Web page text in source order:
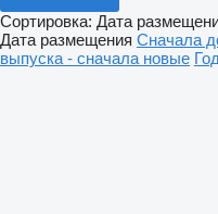
Сортировка: Дата
Дата размещения Сначала
выпуска - сначала новые